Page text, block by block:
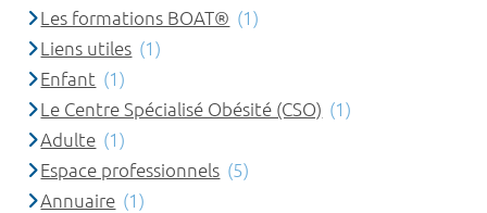
Les formations BOAT® (1)
Liens utiles (1)
Enfant (1)
Le Centre Spécialisé Obésité (CSO) (1)
Adulte (1)
Espace professionnels (5)
Annuaire (1)